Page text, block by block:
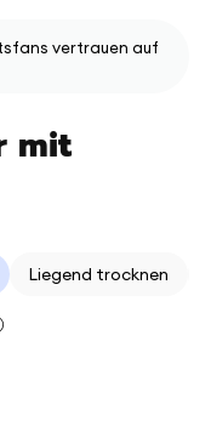
vertrauen auf
mit
Liegend trocknen